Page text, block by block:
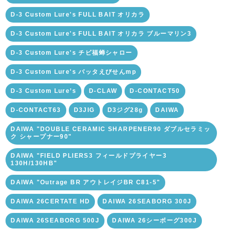
D-3 Custom Lure's FULL BAIT オリカラ
D-3 Custom Lure's FULL BAIT オリカラ ブルーマリン3
D-3 Custom Lure's チビ福蝉シャロー
D-3 Custom Lure's バッタえびせんmp
D-3 Custom Lure’s D-CLAW D-CONTACT50
D-CONTACT63 D3JIG D3ジグ28g DAIWA
DAIWA "DOUBLE CERAMIC SHARPENER90 ダブルセラミッ
ク シャープナー90"
DAIWA "FIELD PLIERS3 フィールドプライヤー3
130H/130HB"
DAIWA "Outrage BR アウトレイジBR C81-5"
DAIWA 26CERTATE HD DAIWA 26SEABORG 300J
DAIWA 26SEABORG 500J DAIWA 26シーボーグ300J